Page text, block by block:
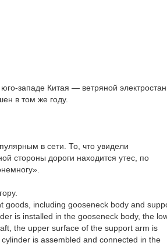
западе Китая — ветряной
в том же году.
в сети. То, что увидели
стороны дороги находится утес, по